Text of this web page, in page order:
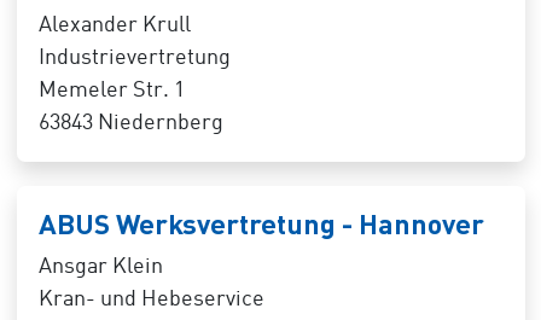
Alexander Krull
Industrievertretung
Memeler Str. 1
63843 Niedernberg
ABUS Werksvertretung - Hannover
Ansgar Klein
Kran- und Hebeservice